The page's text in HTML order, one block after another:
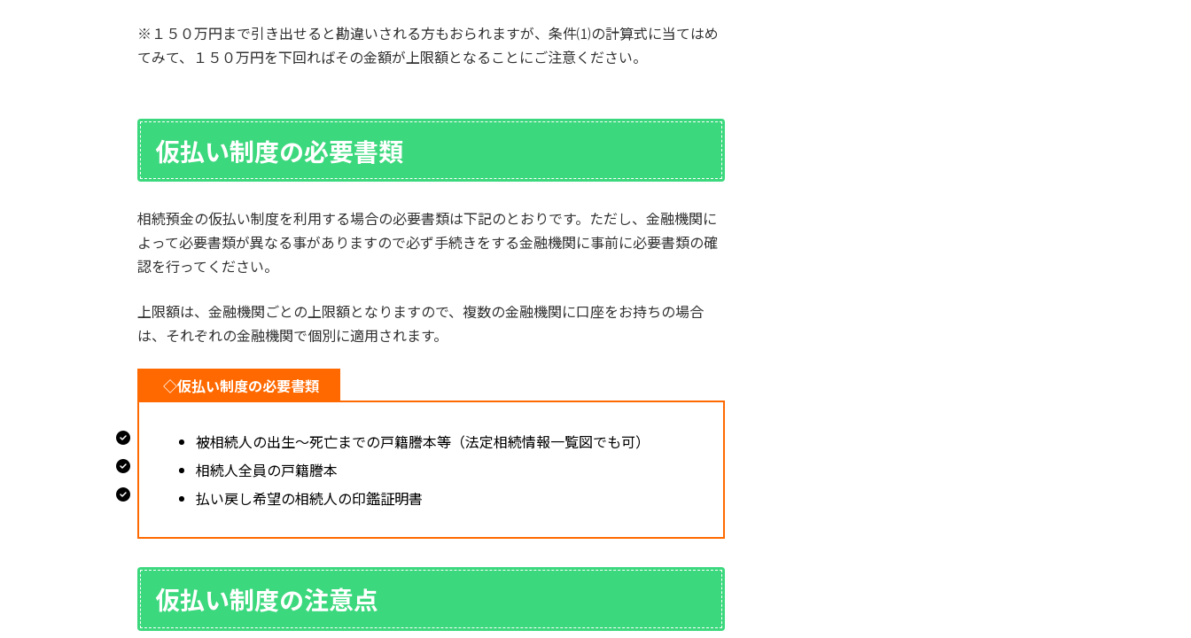
※１５０万円まで引き出せると勘違いされる方もおられますが、条件⑴の計算式に当てはめ
てみて、１５０万円を下回ればその金額が上限額となることにご注意ください。
仮払い制度の必要書類
相続預金の仮払い制度を利用する場合の必要書類は下記のとおりです。ただし、金融機関に
よって必要書類が異なる事がありますので必ず手続きをする金融機関に事前に必要書類の確
認を行ってください。
上限額は、金融機関ごとの上限額となりますので、複数の金融機関に口座をお持ちの場合
は、それぞれの金融機関で個別に適用されます。
◇仮払い制度の必要書類
被相続人の出生〜死亡までの戸籍謄本等（法定相続情報一覧図でも可）
相続人全員の戸籍謄本
払い戻し希望の相続人の印鑑証明書
仮払い制度の注意点